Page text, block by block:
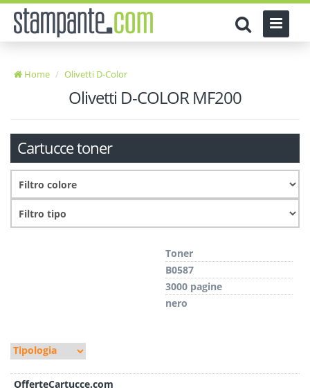
Home Olivetti D-Color
Olivetti D-COLOR MF200
Cartucce toner
Toner
B0587
3000 pagine
nero
OfferteCartucce.com